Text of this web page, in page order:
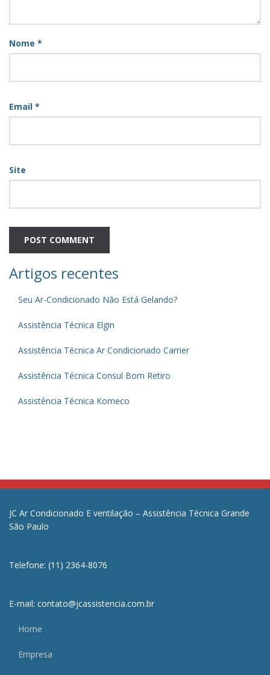
Nome *
Email *
Site
Artigos recentes
Seu Ar-Condicionado Não Está Gelando?
Assistência Técnica Elgin
Assistência Técnica Ar Condicionado Carrier
Assistência Técnica Consul Bom Retiro
Assistência Técnica Komeco
JC Ar Condicionado E ventilação – Assistência Técnica Grande
São Paulo
Telefone: (11) 2364-8076
E-mail: contato@jcassistencia.com.br
Home
Empresa